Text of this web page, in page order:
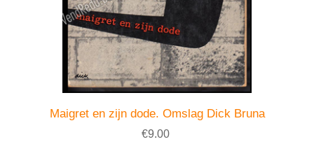
Maigret en zijn dode. Omslag Dick Bruna
€9.00